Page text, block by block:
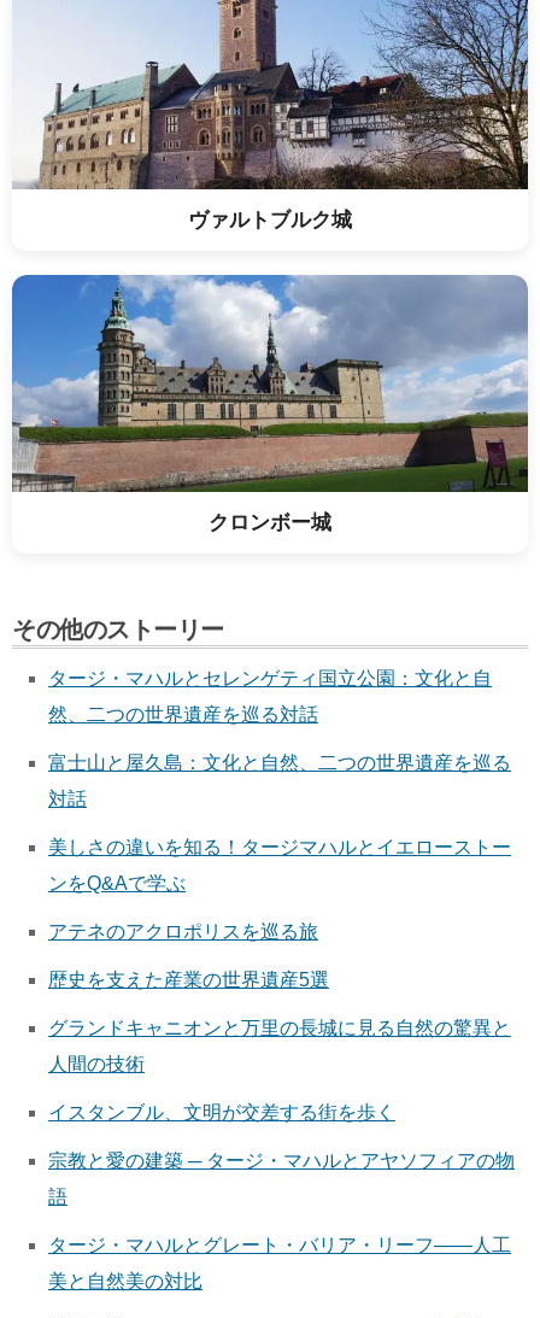
ヴァルトブルク城
クロンボー城
その他のストーリー
タージ・マハルとセレンゲティ国立公園：文化と自
然、二つの世界遺産を巡る対話
富士山と屋久島：文化と自然、二つの世界遺産を巡る
対話
美しさの違いを知る！タージマハルとイエローストー
ンをQ&Aで学ぶ
アテネのアクロポリスを巡る旅
歴史を支えた産業の世界遺産5選
グランドキャニオンと万里の長城に見る自然の驚異と
人間の技術
イスタンブル、文明が交差する街を歩く
宗教と愛の建築 ─ タージ・マハルとアヤソフィアの物
語
タージ・マハルとグレート・バリア・リーフ——人工
美と自然美の対比